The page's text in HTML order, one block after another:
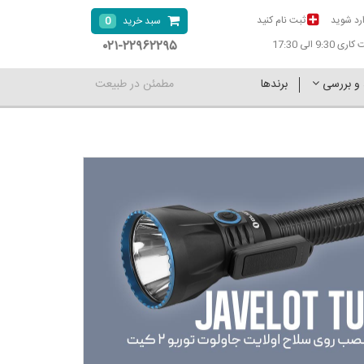
شوید
ثبت نام کنید
الی 17:30
سبد خرید 0
۰۲۱-۲۲۹۶۲۲۹۵
و بررسی برندها مطمئن در طبیعت